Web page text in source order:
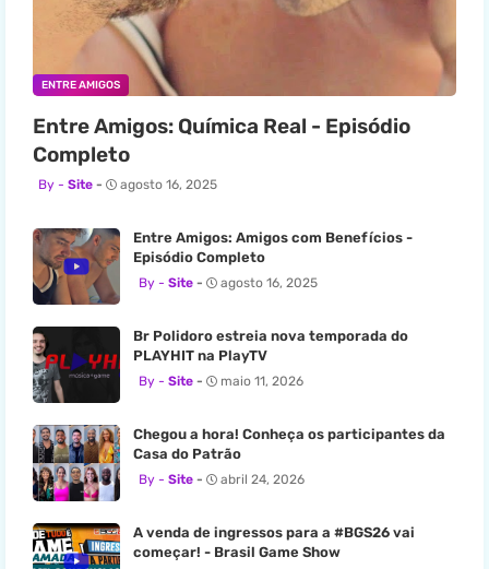
ENTRE AMIGOS
Entre Amigos: Química Real - Episódio
Completo
Site agosto 16, 2025
Entre Amigos: Amigos com Benefícios -
Episódio Completo
Site agosto 16, 2025
Br Polidoro estreia nova temporada do
PLAYHIT na PlayTV
Site maio 11, 2026
Chegou a hora! Conheça os participantes da
Casa do Patrão
Site abril 24, 2026
A venda de ingressos para a #BGS26 vai
começar! - Brasil Game Show